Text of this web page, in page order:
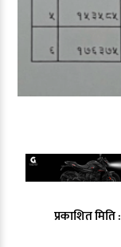
प्रकाशित मिति :